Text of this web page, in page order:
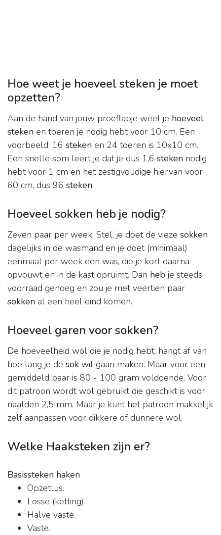
Hoe weet je hoeveel steken je moet
opzetten?
Aan de hand van jouw proeflapje weet je hoeveel
steken en toeren je nodig hebt voor 10 cm. Een
voorbeeld: 16 steken en 24 toeren is 10x10 cm.
Een snelle som leert je dat je dus 1,6 steken nodig
hebt voor 1 cm en het zestigvoudige hiervan voor
60 cm, dus 96 steken.
Hoeveel sokken heb je nodig?
Zeven paar per week. Stel, je doet de vieze sokken
dagelijks in de wasmand en je doet (minimaal)
eenmaal per week een was, die je kort daarna
opvouwt en in de kast opruimt. Dan heb je steeds
voorraad genoeg en zou je met veertien paar
sokken al een heel eind komen.
Hoeveel garen voor sokken?
De hoeveelheid wol die je nodig hebt, hangt af van
hoe lang je de sok wil gaan maken. Maar voor een
gemiddeld paar is 80 - 100 gram voldoende. Voor
dit patroon wordt wol gebruikt die geschikt is voor
naalden 2,5 mm. Maar je kunt het patroon makkelijk
zelf aanpassen voor dikkere of dunnere wol.
Welke Haaksteken zijn er?
Basissteken haken
Opzetlus.
Losse (ketting)
Halve vaste.
Vaste.